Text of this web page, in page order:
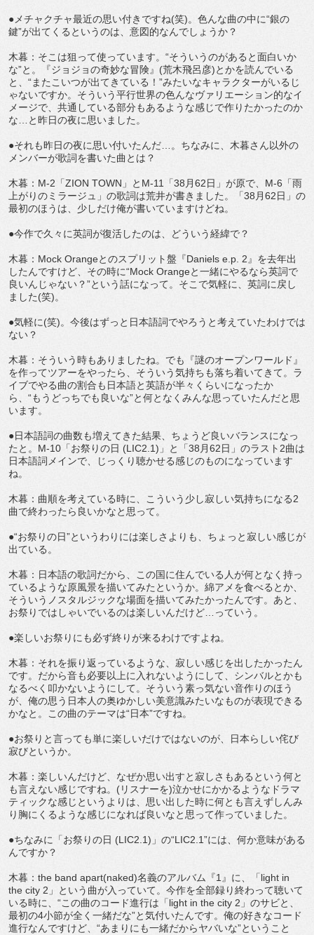
●メチャクチャ最近の思い付きですね(笑)。色んな曲の中に“銀の
鍵”が出てくるというのは、意図的なんでしょうか？
木暮：そこは狙って使っています。“そういうのがあると面白いか
な”と。『ジョジョの奇妙な冒険』(荒木飛呂彦)とかを読んでいる
と、“またこいつが出てきている！”みたいなキャラクターがいるじ
ゃないですか。そういう平行世界の色んなヴァリエーション的なイ
メージで、共通している部分もあるような感じで作りたかったのか
な…と昨日の夜に思いました。
●それも昨日の夜に思い付いたんだ…。ちなみに、木暮さん以外の
メンバーが歌詞を書いた曲とは？
木暮：M-2「ZION TOWN」とM-11「38月62日」が原で、M-6「雨
上がりのミラージュ」の歌詞は荒井が書きました。「38月62日」の
最初のほうは、少しだけ俺が書いていますけどね。
●今作で久々に英詞が復活したのは、どういう経緯で？
木暮：Mock Orangeとのスプリット盤『Daniels e.p. 2』を去年出
したんですけど、その時に“Mock Orangeと一緒にやるなら英詞で
良いんじゃない？”という話になって。そこで気軽に、英詞に戻し
ました(笑)。
●気軽に(笑)。今後はずっと日本語詞でやろうと考えていたわけでは
ない？
木暮：そういう時もありましたね。でも『謎のオープンワールド』
を作ってツアーをやったら、そういう気持ちも落ち着いてきて。ラ
イブでやる曲の割合も日本語と英語が半々くらいになったか
ら、“もうどっちでも良いな”と何となくみんな思っていたんだと思
います。
●日本語詞の曲数も増えてきた結果、ちょうど良いバランスになっ
たと。M-10「お祭りの日 (LIC2.1)」と「38月62日」のラスト2曲は
日本語詞メインで、じっくり聴かせる感じのものになっています
ね。
木暮：曲順を考えている時に、こういう少し寂しい気持ちになる2
曲で終わったら良いかなと思って。
●“お祭りの日”というわりには楽しさよりも、ちょっと寂しい感じが
出ている。
木暮：日本語の歌詞だから、この国に住んでいる人が何となく持っ
ているような原風景を描いてみたというか。綿アメを食べるとか、
そういうノスタルジックな場面を描いてみたかったんです。あと、
お祭りではしゃいでいるのは楽しいんだけど…っていう。
●楽しいお祭りにも必ず終りが来るわけですよね。
木暮：それを振り返っているような、寂しい感じを出したかったん
です。だから音も必要以上に入れないようにして、シンバルとかも
なるべく叩かないようにして。そういう素っ気ない音作りのほう
が、俺の思う日本人の奥ゆかしい美意識みたいなものが表現できる
かなと。この曲のテーマは“日本”ですね。
●お祭りと言っても単に楽しいだけではないのが、日本らしい侘び
寂びというか。
木暮：楽しいんだけど、なぜか思い出すと寂しさもあるという何と
も言えない感じですね。(リスナーを)泣かせにかかるようなドラマ
ティックな感じというよりは、思い出した時に何とも言えずしんみ
り胸にくるような感じになれば良いなと思って作っていました。
●ちなみに「お祭りの日 (LIC2.1)」の“LIC2.1”には、何か意味がある
んですか？
木暮：the band apart(naked)名義のアルバム『1』に、「light in
the city 2」という曲が入っていて。今作を全部録り終わって聴いて
いる時に、“この曲のコード進行は「light in the city 2」のサビと、
最初の4小節が全く一緒だな”と気付いたんです。俺の好きなコード
進行なんですけど、“あまりにも一緒だからヤバいな”ということ